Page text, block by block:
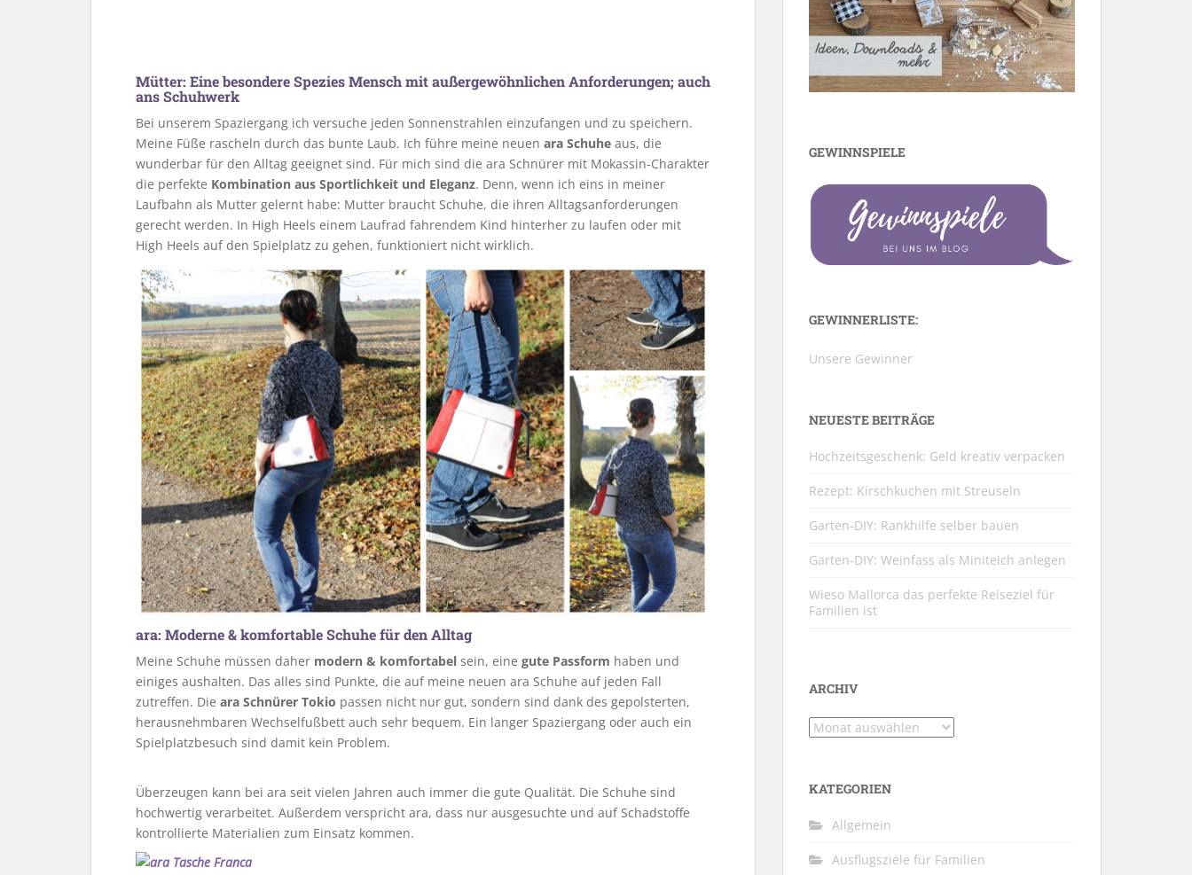
Mütter: Eine besondere Spezies Mensch mit außergewöhnlichen Anforderungen; auch
ans Schuhwerk
Bei unserem Spaziergang ich versuche jeden Sonnenstrahlen einzufangen und zu speichern.
Meine Füße rascheln durch das bunte Laub. Ich führe meine neuen ara Schuhe aus, die
wunderbar für den Alltag geeignet sind. Für mich sind die ara Schnürer mit Mokassin-Charakter
die perfekte Kombination aus Sportlichkeit und Eleganz. Denn, wenn ich eins in meiner
Laufbahn als Mutter gelernt habe: Mutter braucht Schuhe, die ihren Alltagsanforderungen
gerecht werden. In High Heels einem Laufrad fahrendem Kind hinterher zu laufen oder mit
High Heels auf den Spielplatz zu gehen, funktioniert nicht wirklich.
ara: Moderne & komfortable Schuhe für den Alltag
Meine Schuhe müssen daher modern & komfortabel sein, eine gute Passform haben und
einiges aushalten. Das alles sind Punkte, die auf meine neuen ara Schuhe auf jeden Fall
zutreffen. Die ara Schnürer Tokio passen nicht nur gut, sondern sind dank des gepolsterten,
herausnehmbaren Wechselfußbett auch sehr bequem. Ein langer Spaziergang oder auch ein
Spielplatzbesuch sind damit kein Problem.
Überzeugen kann bei ara seit vielen Jahren auch immer die gute Qualität. Die Schuhe sind
hochwertig verarbeitet. Außerdem verspricht ara, dass nur ausgesuchte und auf Schadstoffe
kontrollierte Materialien zum Einsatz kommen.
GEWINNSPIELE
GEWINNERLISTE:
Unsere Gewinner
NEUESTE BEITRÄGE
Hochzeitsgeschenk: Geld kreativ verpacken
Rezept: Kirschkuchen mit Streuseln
Garten-DIY: Rankhilfe selber bauen
Garten-DIY: Weinfass als Miniteich anlegen
Wieso Mallorca das perfekte Reiseziel für
Familien ist
ARCHIV
Archiv
KATEGORIEN
Allgemein
Ausflugsziele für Familien